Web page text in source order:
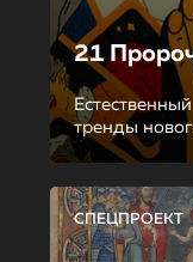
21
тренды
СПЕЦПРОЕКТ